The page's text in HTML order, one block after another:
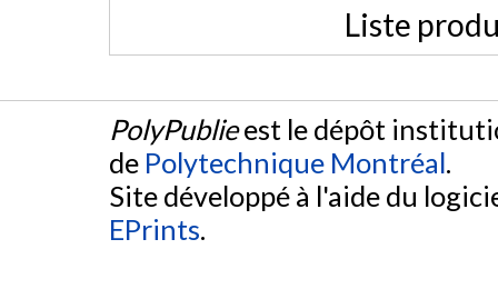
Liste
PolyPublieest le dépôt
de Polytechnique Montréal.
Site développé à l'aide du
EPrints.